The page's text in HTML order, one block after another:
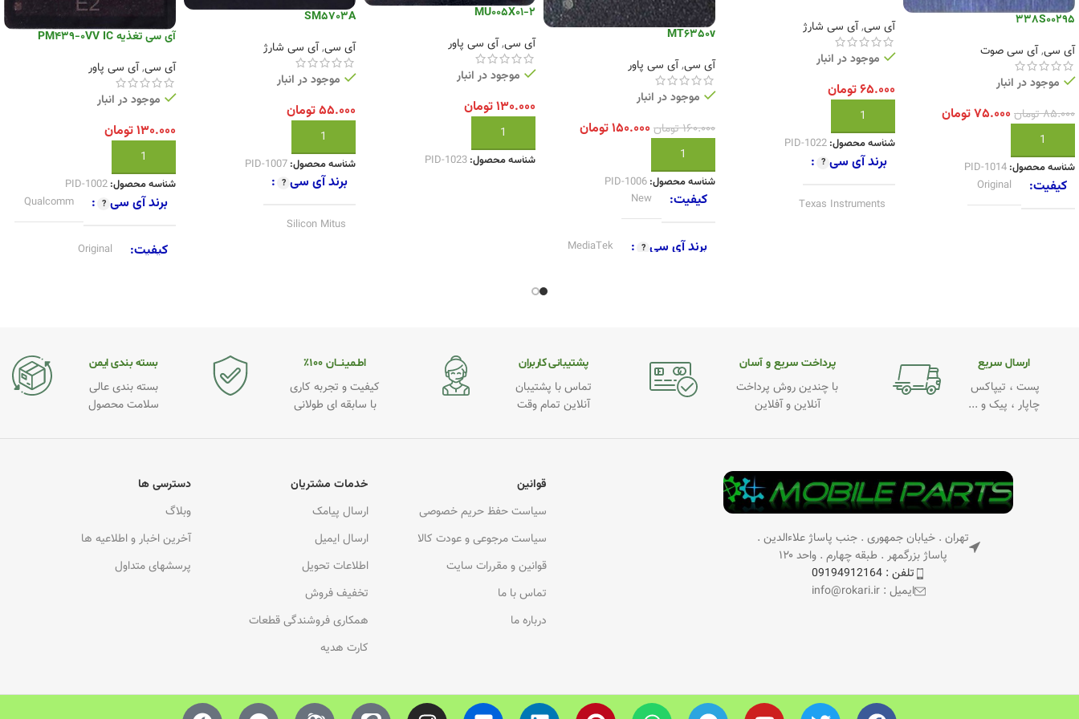
338S00295
آی سی,آی سی صوت
موجود در انبار
۸۵.۰۰۰تومان ۷۵.۰۰۰تومان
افزودن به سبد خرید
شناسه محصول: PID-1014
کیفیت Original
آی سی,آی سی شارژ
موجود در انبار
۶۵.۰۰۰تومان
افزودن به سبد خرید
شناسه محصول: PID-1022
برند آی سی
Texas Instruments
MT6350v
آی سی,آی سی پاور
موجود در انبار
۱۶۰.۰۰۰تومان ۱۵۰.۰۰۰تومان
افزودن به سبد خرید
شناسه محصول: PID-1006
کیفیت New
برند آی سی MediaTek
MU005X01-2
آی سی,آی سی پاور
موجود در انبار
۱۳۰.۰۰۰تومان
افزودن به سبد خرید
شناسه محصول: PID-1023
SM5703A
آی سی,آی سی شارژ
موجود در انبار
۵۵.۰۰۰تومان
افزودن به سبد خرید
شناسه محصول: PID-1007
برند آی سی
Silicon Mitus
آی سی تغذیه PM439-0VV IC
آی سی,آی سی پاور
موجود در انبار
۱۳۰.۰۰۰تومان
افزودن به سبد خرید
شناسه محصول: PID-1002
برند آی سی Qualcomm
کیفیت Original
ارسال سریع
پست ، تیپاکس
چاپار ، پیک و ...
پرداخت سریع و آسان
با چندین روش پرداخت
آنلاین و آفلاین
پشتیبانی کاربران
تماس با پشتیبان
آنلاین تمام وقت
اطـمینــان ۱۰۰٪
کیفیت و تجربه کاری
با سابقه ای طولانی
بسته بندی ایمن
بسته بندی عالی
سلامت محصول
تهران . خیابان جمهوری . جنب پاساژ علاءالدین .
پاساژ بزرگمهر . طبقه چهارم . واحد ۱۲۰
تلفن : 09194912164
ایمیل : info@rokari.ir
قوانین
سیاست حفظ حریم خصوصی
سیاست مرجوعی و عودت کالا
قوانین و مقررات سایت
تماس با ما
درباره ما
خدمات مشتریان
ارسال پیامک
ارسال ایمیل
اطلاعات تحویل
تخفیف فروش
همکاری فروشندگی قطعات
کارت هدیه
دسترسی ها
وبلاگ
آخرین اخبار و اطلاعیه ها
پرسشهای متداول